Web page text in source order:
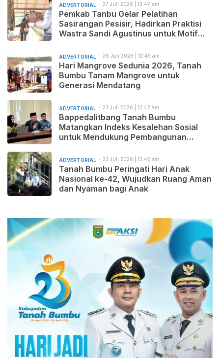
ADVERTORIAL 27 Juli 2026 | 12:47 am
Pemkab Tanbu Gelar Pelatihan
Sasirangan Pesisir, Hadirkan Praktisi
Wastra Sandi Agustinus untuk Motif
ADVERTORIAL 26 Juli 2026 | 12:45 am
Hari Mangrove Sedunia 2026, Tanah
Bumbu Tanam Mangrove untuk
Generasi Mendatang
ADVERTORIAL 23 Juli 2026 | 12:42 am
Bappedalitbang Tanah Bumbu
Matangkan Indeks Kesalehan Sosial
untuk Mendukung Pembangunan
Beradab
ADVERTORIAL 23 Juli 2026 | 12:42 am
Tanah Bumbu Peringati Hari Anak
Nasional ke-42, Wujudkan Ruang Aman
dan Nyaman bagi Anak